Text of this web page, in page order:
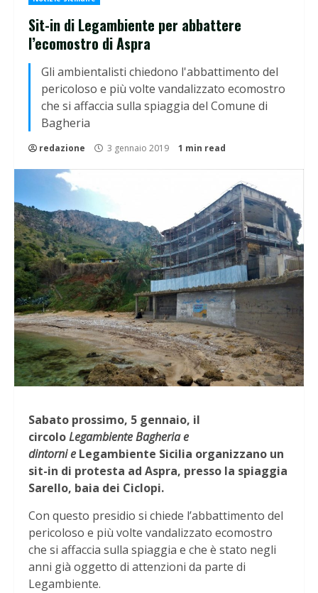
Sit-in di Legambiente per abbattere
l’ecomostro di Aspra
Gli ambientalisti chiedono l'abbattimento del
pericoloso e più volte vandalizzato ecomostro
che si affaccia sulla spiaggia del Comune di
Bagheria
redazione 3 gennaio 2019 1 min read
Sabato prossimo, 5 gennaio, il
circoloLegambiente Bagheria e
dintorni e Legambiente Sicilia organizzano un
sit-in di protesta ad Aspra, presso la spiaggia
Sarello, baia dei Ciclopi.
Con questo presidio si chiede l’abbattimento del
pericoloso e più volte vandalizzato ecomostro
che si affaccia sulla spiaggia e che è stato negli
anni già oggetto di attenzioni da parte di
Legambiente.